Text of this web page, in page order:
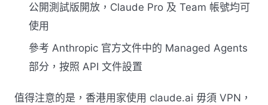
公開測試版開放，Claude Pro 及 Team 帳號均可
使用
參考 Anthropic 官方文件中的 Managed Agents
部分，按照 API 文件設置
值得注意的是，香港用家使用 claude.ai 毋須 VPN，